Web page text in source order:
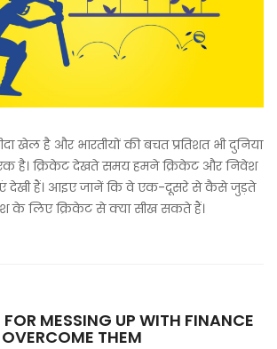
खेल है और भारतीयों की बचत प्रतिशत भी दुनिया
है। क्रिकेट देखते समय हमने क्रिकेट और निवेश
देखी हैं। आइए जानें कि वे एक-दूसरे से कैसे जुड़ते
के लिए क्रिकेट से क्या सीख सकते हैं।
FOR MESSING UP WITH FINANCE
THEM